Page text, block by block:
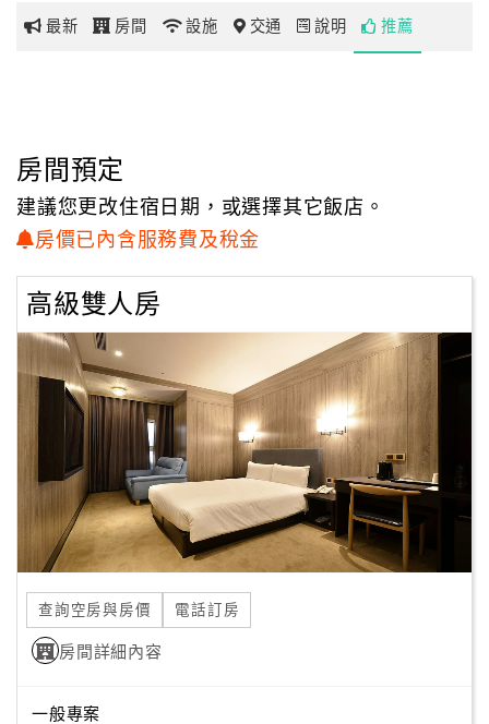
玩
地
圖
顧
務
顧
滿
意
訂
單
管
理
最新 房間 設施 交通 說明 推薦
房間預定
建議您更改住宿日期，或選擇其它飯店。
房價已內含服務費及稅金
高級雙人房
查詢空房與房價 電話訂房
房間詳細內容
一般專案